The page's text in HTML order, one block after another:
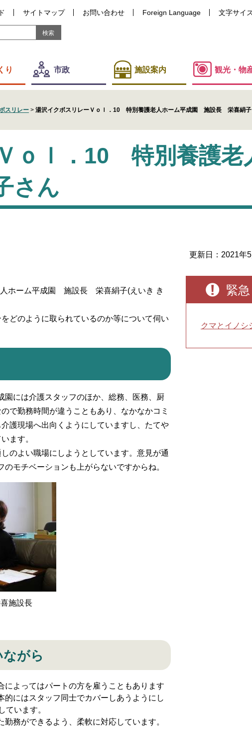
サイトマップ お問い合わせ Foreign Language 文字サイ
り 市政 施設案内 観光・物
スリレー > 湯沢イクボスリレーＶｏｌ．10 特別養護老人ホーム平成園 施設長 栄喜絹子
ｏｌ．10 特別養護老
さん
更新日：2021年
ホーム平成園 施設長 栄喜絹子(えいき き
どのように取られているのか等について伺い
には介護スタッフのほか、総務、医務、厨
で勤務時間が違うこともあり、なかなかコミ
護現場へ出向くようにしていますし、たてや
ます。
のよい職場にしようとしています。意見が通
モチベーションも上がらないですからね。
施設長
がら
よってはパートの方を雇うこともあります
にはスタッフ同士でカバーしあうようにし
ています。
務ができるよう、柔軟に対応しています。
緊
クマとイノシ